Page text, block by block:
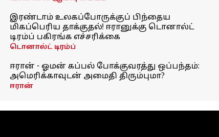
இரண்டாம் உலகப்போருக்குப் பிந்தைய
மிகப்பெரிய தாக்குதல்! ஈரானுக்கு டொனால்ட்
டிரம்ப் பகிரங்க எச்சரிக்கை
டொனால்ட் டிரம்ப்
ஈரான் - ஓமன் கப்பல் போக்குவரத்து ஒப்பந்தம்:
அமெரிக்காவுடன் அமைதி திரும்புமா?
ஈரான்